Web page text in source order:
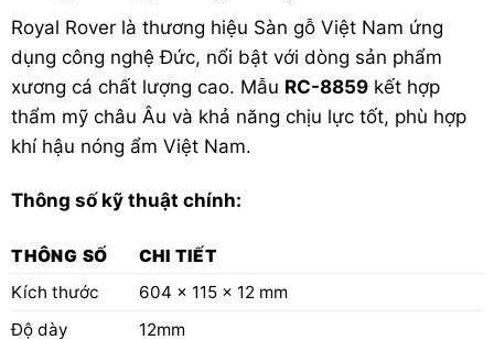
Royal Rover là thương hiệu Sàn gỗ Việt Nam ứng
dụng công nghệ Đức, nổi bật với dòng sản phẩm
xương cá chất lượng cao. Mẫu RC-8859 kết hợp
thẩm mỹ châu Âu và khả năng chịu lực tốt, phù hợp
khí hậu nóng ẩm Việt Nam.
Thông số kỹ thuật chính:
THÔNG SỐ
CHI TIẾT
Kích thước
604 x 115 x 12 mm
Độ dày
12mm